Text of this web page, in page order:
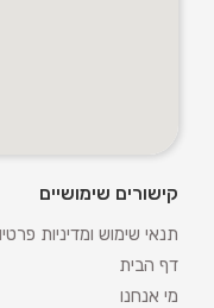
קישורים שימושיים
תנאי שימוש ומדיניות
דף הבית
מי אנחנו